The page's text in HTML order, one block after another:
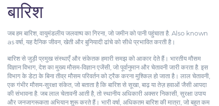
बारिश
जब हमबारिश, वायुमंडलीय जलवाष्प का गिरना, जो जमीन को पानी पहुंचाता है. Also known
asवर्षा , यह दैनिक जीवन, खेती और बुनियादी ढांचे को सीधे प्रभावित करती है।
बारिश से जुड़ी प्रमुख संस्थाएँ और संकेतक हमारी समझ को आकार देते हैं। भारतीय मौसम
विज्ञान विभाग देश का मुख्य मौसम‑विज्ञान एजेंसी, जो पूर्वानुमान और चेतावनी जारी करता है. इस
विभाग के डेटा के बिना तीव्र मौसम परिवर्तन को ट्रैक करना मुश्किल हो जाता है। लाल चेतावनी
एक गंभीर मौसम‑सुरक्षा संकेत, जो बताता है कि बारिश से सूखा, बाढ़ या तेज़ हवाओं जैसी आपदा
की संभावना है. जब लाल चेतावनी आती है, तो स्थानीय अधिकारी अक्सर निकासी, सुरक्षा उपाय
और जनजागरूकता अभियान शुरू करते हैं। भारी वर्षा अधिकतम बारिश की मात्रा, जो बहुत कम